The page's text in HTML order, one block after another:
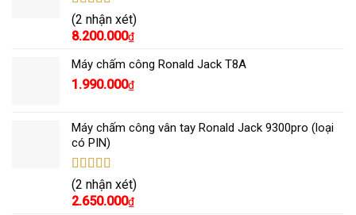
Được xếp
hạng5.005
sao
(2 nhận xét)
8.200.000₫
Máy chấm công Ronald Jack T8A
1.990.000₫
Máy chấm công vân tay Ronald Jack 9300pro (loại
có PIN)
Được xếp
hạng5.005
sao
(2 nhận xét)
2.650.000₫